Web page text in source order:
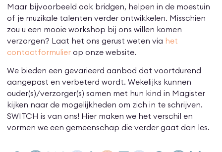
Maar bijvoorbeeld ook bridgen, helpen in de moestuin
of je muzikale talenten verder ontwikkelen. Misschien
zou u een mooie workshop bij ons willen komen
verzorgen? Laat het ons gerust weten via het
contactformulier op onze website.
We bieden een gevarieerd aanbod dat voortdurend
aangepast en verbeterd wordt. Wekelijks kunnen
ouder(s)/verzorger(s) samen met hun kind in Magister
kijken naar de mogelijkheden om zich in te schrijven.
SWITCH is van ons! Hier maken we het verschil en
vormen we een gemeenschap die verder gaat dan les.